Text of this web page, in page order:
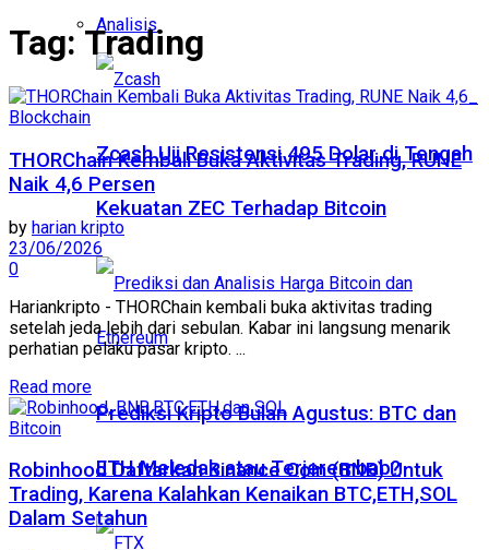
Analisis
Zcash Uji Resistensi 495 Dolar di Tengah
Kekuatan ZEC Terhadap Bitcoin
Prediksi Kripto Bulan Agustus: BTC dan
ETH Meledak atau Terjerembab?
Tag:Trading
Blockchain
THORChain Kembali Buka Aktivitas Trading, RUNE
Naik 4,6 Persen
by harian kripto
23/06/2026
0
Hariankripto - THORChain kembali buka aktivitas trading
setelah jeda lebih dari sebulan. Kabar ini langsung menarik
perhatian pelaku pasar kripto. ...
Read more
Bitcoin
Robinhood Daftarkan Binance Coin (BNB) Untuk
Trading, Karena Kalahkan Kenaikan BTC,ETH,SOL
Dalam Setahun